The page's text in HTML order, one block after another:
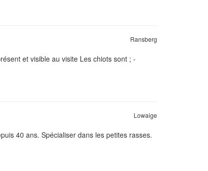
Ransberg
et visible au visite Les chiots sont ; -
Lowaige
40 ans. Spécialiser dans les petites rasses.